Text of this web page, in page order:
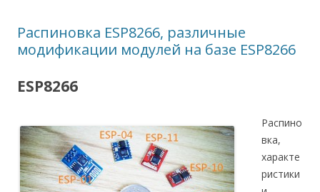
Распиновка ESP8266, различные
модификации модулей на базе ESP8266
ESP8266
Распино
вка,
характе
ристики